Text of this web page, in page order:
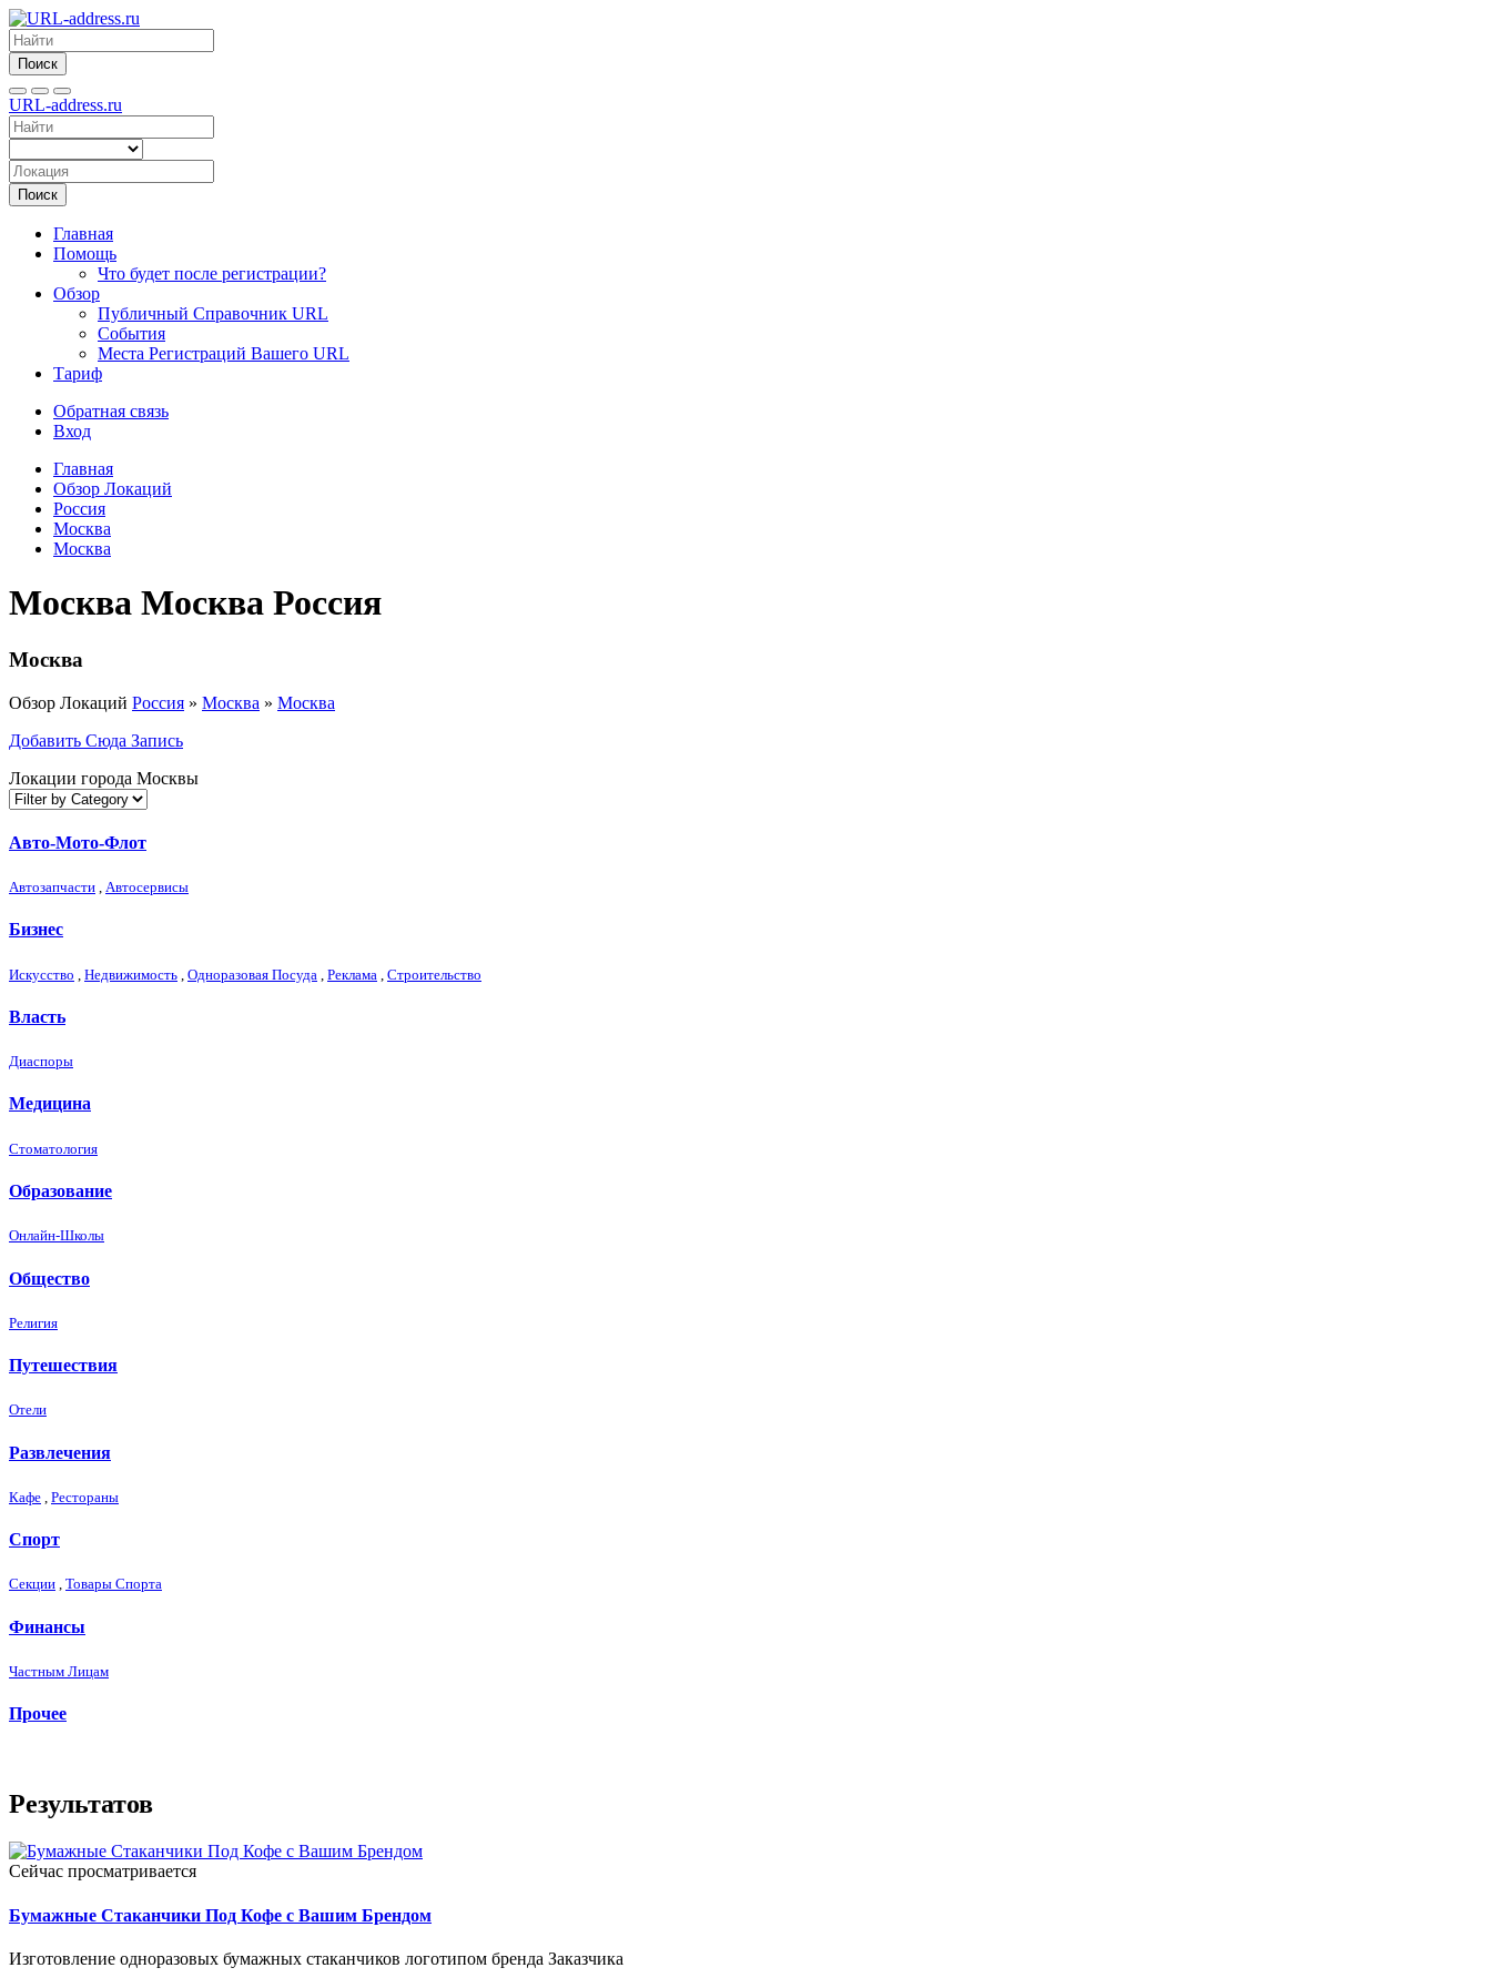
Поиск
URL-address.ru
Поиск
Главная
Помощь
Что будет после регистрации?
Обзор
Публичный Справочник URL
События
Места Регистраций Вашего URL
Тариф
Обратная связь
Вход
Главная
Обзор Локаций
Россия
Москва
Москва
Москва Москва Россия
Москва
Обзор Локаций Россия » Москва » Москва
Добавить Сюда Запись
Локации города Москвы
Авто-Мото-Флот
Автозапчасти , Автосервисы
Бизнес
Искусство Недвижимость Одноразовая Посуда Реклама Строительство
Власть
Диаспоры
Медицина
Стоматология
Образование
Онлайн-Школы
Общество
Религия
Путешествия
Отели
Развлечения
Кафе Рестораны
Спорт
Секции , Товары Спорта
Финансы
Частным Лицам
Прочее
Результатов
Сейчас просматривается
Бумажные Стаканчики Под Кофе с Вашим Брендом
Изготовление одноразовых бумажных стаканчиков логотипом бренда Заказчика